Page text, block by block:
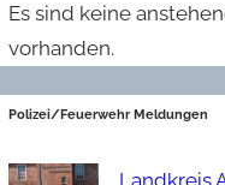
Es sind keine
vorhanden.
Polizei/Feuerwehr Meldungen